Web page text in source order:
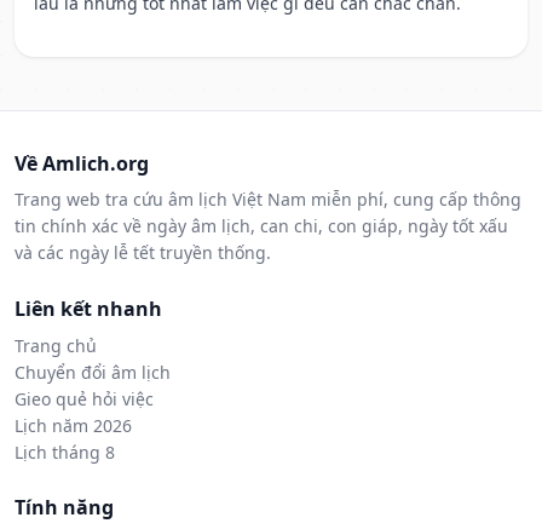
Về Amlich.org
Trang web tra cứu âm lịch Việt Nam miễn phí, cung cấp thông
tin chính xác về ngày âm lịch, can chi, con giáp, ngày tốt xấu
và các ngày lễ tết truyền thống.
Liên kết nhanh
Trang chủ
Chuyển đổi âm lịch
Gieo quẻ hỏi việc
Lịch năm 2026
Lịch tháng 8
Tính năng